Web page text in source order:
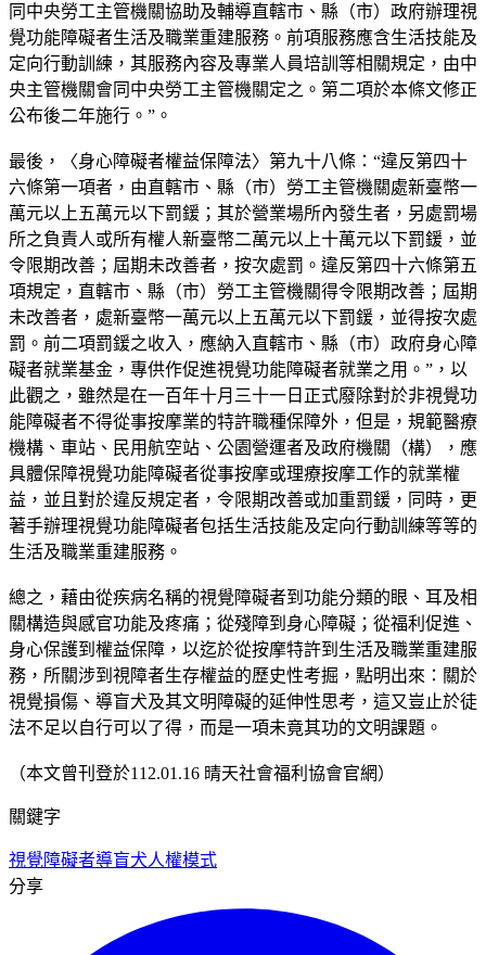
同中央勞工主管機關協助及輔導直轄市、縣（市）政府辦理視
覺功能障礙者生活及職業重建服務。前項服務應含生活技能及
定向行動訓練，其服務內容及專業人員培訓等相關規定，由中
央主管機關會同中央勞工主管機關定之。第二項於本條文修正
公布後二年施行。”。
最後，〈身心障礙者權益保障法〉第九十八條：“違反第四十
六條第一項者，由直轄市、縣（市）勞工主管機關處新臺幣一
萬元以上五萬元以下罰鍰；其於營業場所內發生者，另處罰場
所之負責人或所有權人新臺幣二萬元以上十萬元以下罰鍰，並
令限期改善；屆期未改善者，按次處罰。違反第四十六條第五
項規定，直轄市、縣（市）勞工主管機關得令限期改善；屆期
未改善者，處新臺幣一萬元以上五萬元以下罰鍰，並得按次處
罰。前二項罰鍰之收入，應納入直轄市、縣（市）政府身心障
礙者就業基金，專供作促進視覺功能障礙者就業之用。”，以
此觀之，雖然是在一百年十月三十一日正式廢除對於非視覺功
能障礙者不得從事按摩業的特許職種保障外，但是，規範醫療
機構、車站、民用航空站、公園營運者及政府機關（構），應
具體保障視覺功能障礙者從事按摩或理療按摩工作的就業權
益，並且對於違反規定者，令限期改善或加重罰鍰，同時，更
著手辦理視覺功能障礙者包括生活技能及定向行動訓練等等的
生活及職業重建服務。
總之，藉由從疾病名稱的視覺障礙者到功能分類的眼、耳及相
關構造與感官功能及疼痛；從殘障到身心障礙；從福利促進、
身心保護到權益保障，以迄於從按摩特許到生活及職業重建服
務，所關涉到視障者生存權益的歷史性考掘，點明出來：關於
視覺損傷、導盲犬及其文明障礙的延伸性思考，這又豈止於徒
法不足以自行可以了得，而是一項未竟其功的文明課題。
（本文曾刊登於112.01.16 晴天社會福利協會官網）
關鍵字
視覺障礙者導盲犬人權模式
分享